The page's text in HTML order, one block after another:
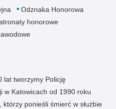
Odznaka Honorowa
honorowe
lat tworzymy Policję
w Katowicach od 1990 roku
ponieśli śmierć w służbie